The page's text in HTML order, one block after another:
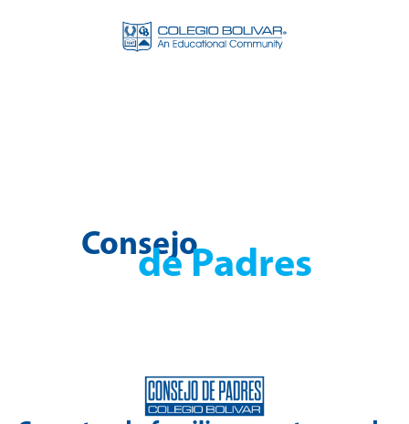
Consejode Padres